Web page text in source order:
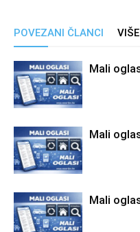
POVEZANI ČLANCI
Mali
Mali
Mali